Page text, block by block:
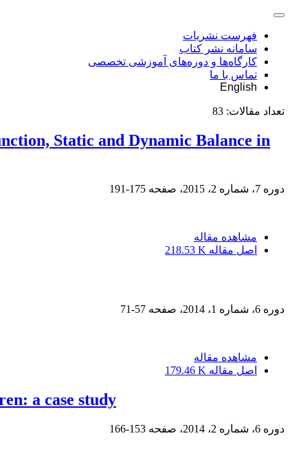
فهرست نشریات
سامانه نشر کتاب
کارگاه‌ها و دوره‌های آموزشی تخصصی
تماس با ما
English
تعداد مقالات: 83
Static and Dynamic Balance in
دوره 7، شماره 2، 2015، صفحه 175-191
مشاهده مقاله
اصل مقاله 218.53 K
دوره 6، شماره 1، 2014، صفحه 57-71
مشاهده مقاله
اصل مقاله 179.46 K
a case study
دوره 6، شماره 2، 2014، صفحه 153-166